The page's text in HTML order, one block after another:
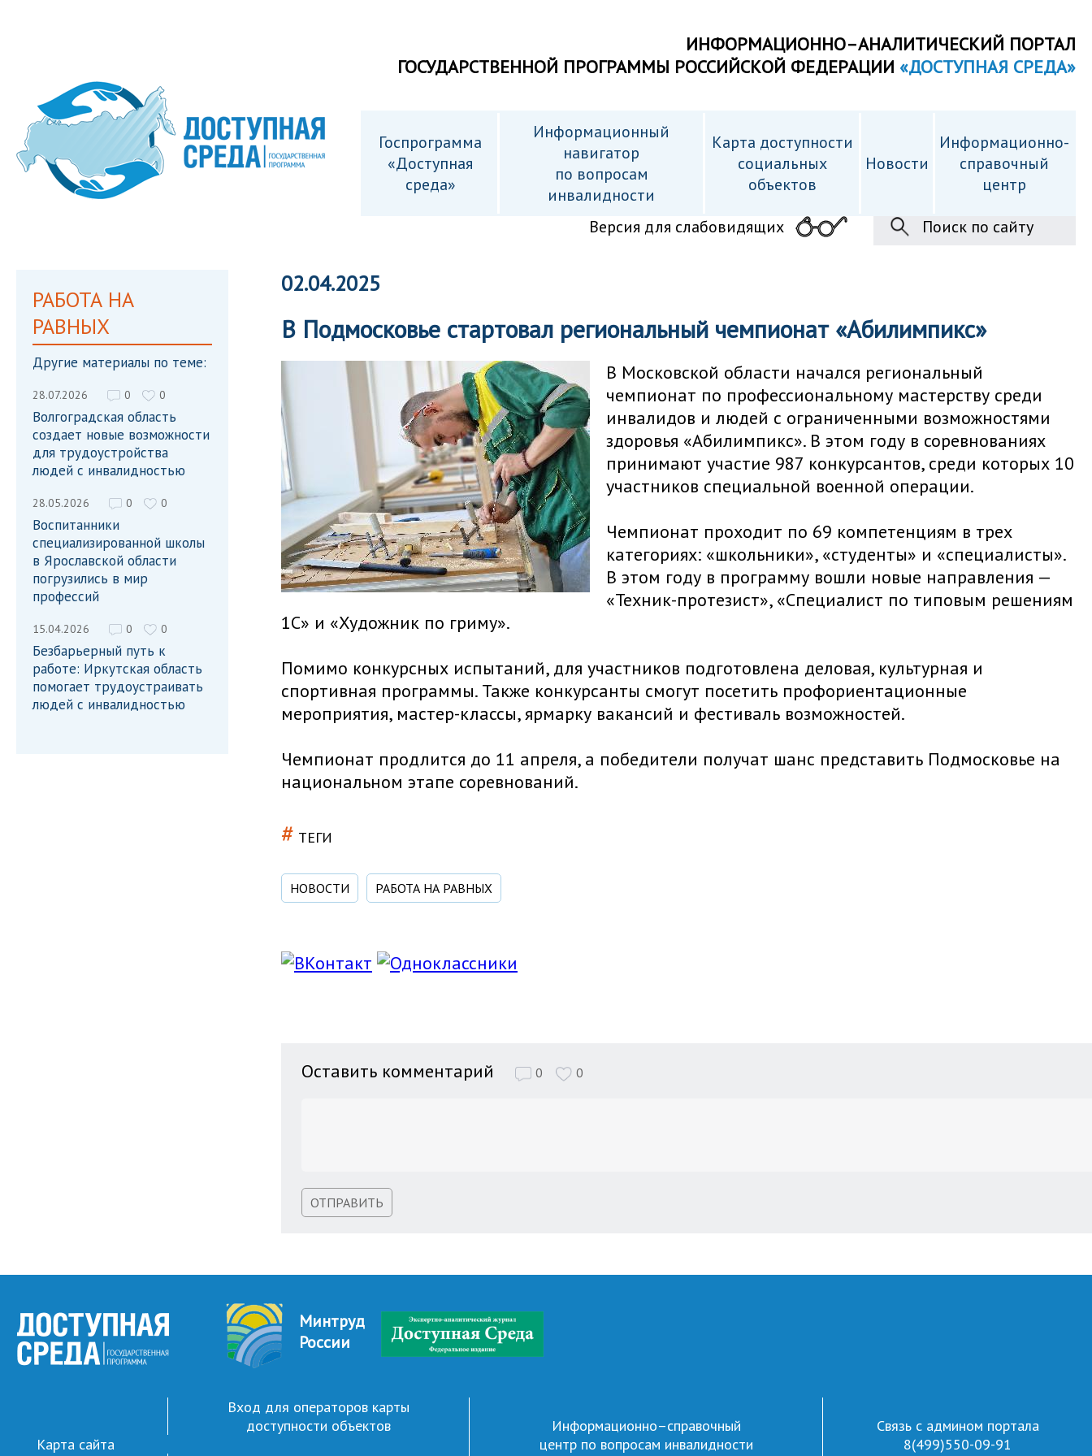
ИНФОРМАЦИОННО–АНАЛИТИЧЕСКИЙ ПОРТАЛ
ГОСУДАРСТВЕННОЙ ПРОГРАММЫ РОССИЙСКОЙ ФЕДЕРАЦИИ «ДОСТУПНАЯ СРЕДА»
Госпрограмма
«Доступная
среда»
Информационный
навигатор
по вопросам
инвалидности
Карта доступности
cоциальных
объектов
Новости
Информационно-
справочный
центр
Версия для слабовидящих
Поиск по сайту
РАБОТА НА
РАВНЫХ
Другие материалы по теме:
28.07.2026 0 0
Волгоградская область
создает новые возможности
для трудоустройства
людей с инвалидностью
28.05.2026 0 0
Воспитанники
специализированной школы
в Ярославской области
погрузились в мир
профессий
15.04.2026 0 0
Безбарьерный путь к
работе: Иркутская область
помогает трудоустраивать
людей с инвалидностью
02.04.2025
В Подмосковье стартовал региональный чемпионат «Абилимпикс»
В Московской области начался региональный
чемпионат по профессиональному мастерству среди
инвалидов и людей с ограниченными возможностями
здоровья «Абилимпикс». В этом году в соревнованиях
принимают участие 987 конкурсантов, среди которых 10
участников специальной военной операции.
Чемпионат проходит по 69 компетенциям в трех
категориях: «школьники», «студенты» и «специалисты».
В этом году в программу вошли новые направления —
«Техник-протезист», «Специалист по типовым решениям
1С» и «Художник по гриму».
Помимо конкурсных испытаний, для участников подготовлена деловая, культурная и
спортивная программы. Также конкурсанты смогут посетить профориентационные
мероприятия, мастер-классы, ярмарку вакансий и фестиваль возможностей.
Чемпионат продлится до 11 апреля, а победители получат шанс представить Подмосковье на
национальном этапе соревнований.
# ТЕГИ
НОВОСТИ РАБОТА НА РАВНЫХ
Оставить комментарий 0 0
ОТПРАВИТЬ
Минтруд
России
Карта сайта
Вход для операторов карты
доступности объектов
Информационно–справочный
центр по вопросам инвалидности
Связь с админом портала
8(499)550-09-91